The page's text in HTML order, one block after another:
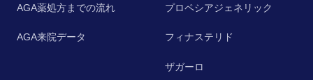
AGA薬処方までの流れ
AGA来院データ
プロペシアジェネリック
フィナステリド
ザガーロ